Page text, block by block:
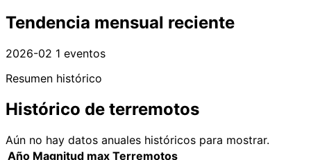
Tendencia mensual reciente
2026-02 1 eventos
Resumen histórico
Histórico de terremotos
Aún no hay datos anuales históricos para mostrar.
Año Magnitud max Terremotos